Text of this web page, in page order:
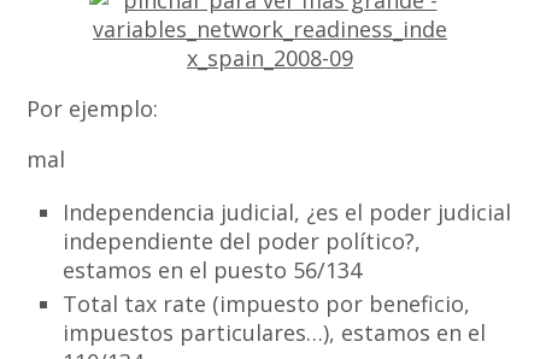
Por ejemplo:
mal
Independencia judicial, ¿es el poder judicial
independiente del poder político?,
estamos en el puesto 56/134
Total tax rate (impuesto por beneficio,
impuestos particulares…), estamos en el